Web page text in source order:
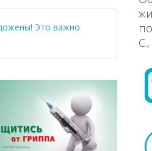
Это важно